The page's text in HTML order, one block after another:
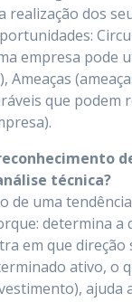
realização dos
empresa pode
Ameaças
que podem
técnica?
de uma
determina a
em que direção
ativo, o